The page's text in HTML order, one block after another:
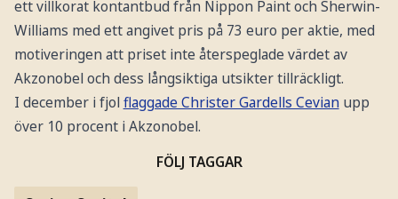
ett villkorat kontantbud från Nippon Paint och Sherwin-
Williams med ett angivet pris på 73 euro per aktie, med
motiveringen att priset inte återspeglade värdet av
Akzonobel och dess långsiktiga utsikter tillräckligt.
I december i fjol flaggade Christer Gardells Cevianupp
över 10 procent i Akzonobel.
FÖLJ TAGGAR